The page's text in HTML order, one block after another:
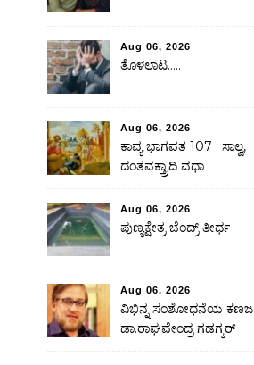
Aug 06, 2026
ತೊಳಲಾಟ…..
Aug 06, 2026
ಕಾವ್ಯ ಭಾಗವತ 107 : ಸಾಲ್ವ,
ದಂತವಕ್ತ್ರಾದಿ ವಧಾ
Aug 06, 2026
ಪುಣ್ಯಕ್ಷೇತ್ರ ಬೆಂದ್ರ್ ತೀರ್ಥ
Aug 06, 2026
ವಿಭಿನ್ನ ಸಂಶೋಧನೆಯ ಕಣಜ
ಡಾ.ರಾಘವೇಂದ್ರ ಗಡಗ್ಕರ್